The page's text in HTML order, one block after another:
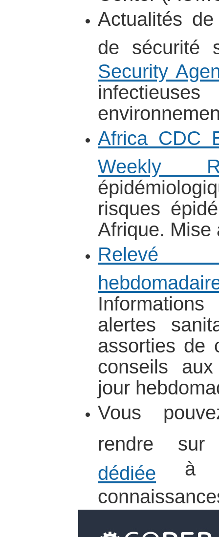
Actualités
de sécurité
Security
Africa CDC
Weekly
risques
Afrique. Mise
Relevé
Informations
alertes
assorties de
conseils
jour
Vous
rendre
dédiée
à